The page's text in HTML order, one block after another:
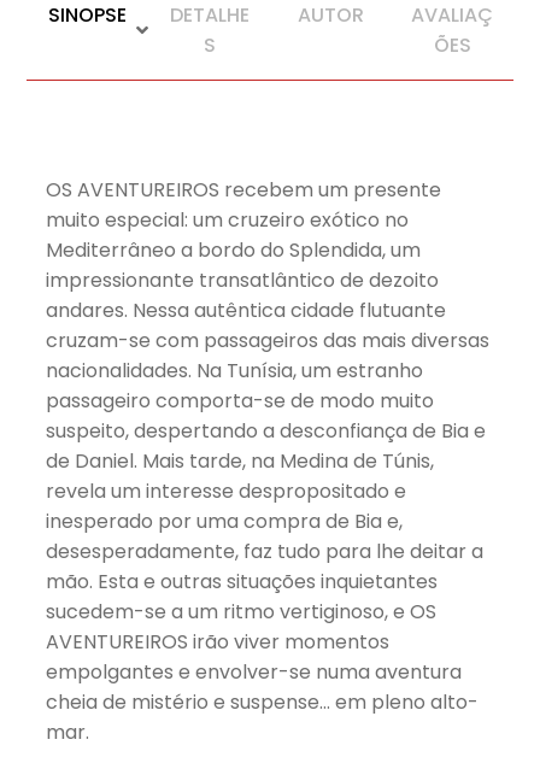
SINOPSE
DETALHE
S
AUTOR
AVALIAÇ
ÕES
OS AVENTUREIROS recebem um presente
muito especial: um cruzeiro exótico no
Mediterrâneo a bordo do Splendida, um
impressionante transatlântico de dezoito
andares. Nessa autêntica cidade flutuante
cruzam-se com passageiros das mais diversas
nacionalidades. Na Tunísia, um estranho
passageiro comporta-se de modo muito
suspeito, despertando a desconfiança de Bia e
de Daniel. Mais tarde, na Medina de Túnis,
revela um interesse despropositado e
inesperado por uma compra de Bia e,
desesperadamente, faz tudo para lhe deitar a
mão. Esta e outras situações inquietantes
sucedem-se a um ritmo vertiginoso, e OS
AVENTUREIROS irão viver momentos
empolgantes e envolver-se numa aventura
cheia de mistério e suspense… em pleno alto-
mar.